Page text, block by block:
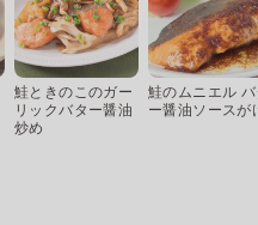
鮭ときのこのガー
リックバター醤油
炒め
鮭のムニエル
ー醤油ソースが